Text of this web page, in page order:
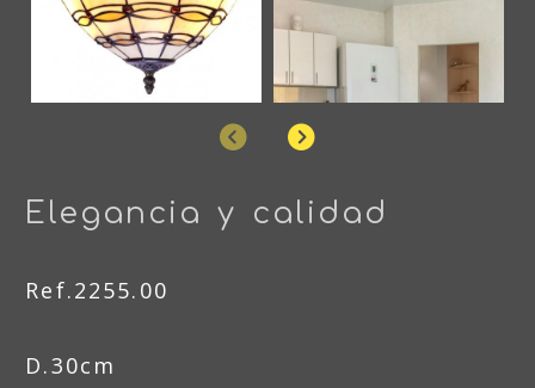
AnteriorSiguiente
Elegancia y calidad
Ref.2255.00
D.30cm